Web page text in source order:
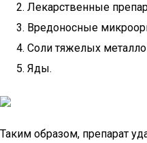
Лекарственные
Вредоносные
Соли тяжелых
Яды.
Таким образом, препарат